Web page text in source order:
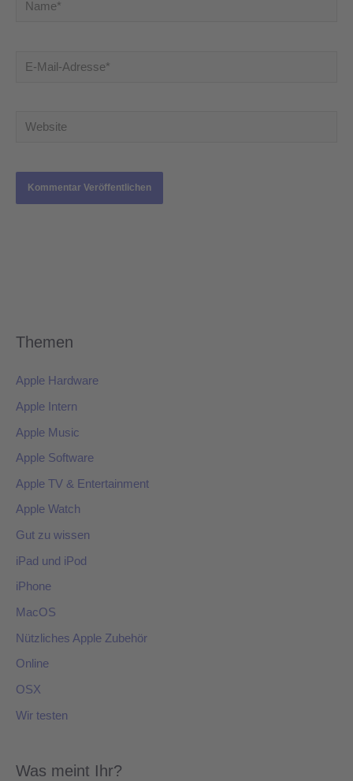
E-
Website
Themen
Apple Hardware
Apple Intern
Apple Music
Apple Software
Apple TV & Entertainment
Apple Watch
Gut zu wissen
iPad und iPod
iPhone
MacOS
Nützliches Apple Zubehör
Online
OSX
Wir testen
Was meint Ihr?